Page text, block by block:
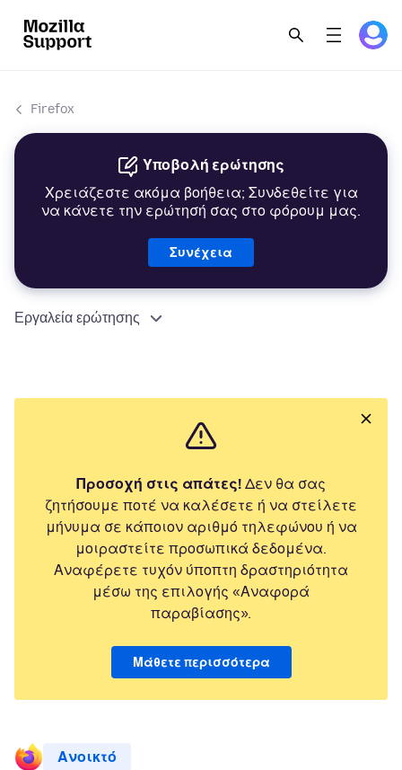
Firefox
Υποβολή ερώτησης
Χρειάζεστε ακόμα βοήθεια; Συνδεθείτε για
να κάνετε την ερώτησή σας στο φόρουμ μας.
Συνέχεια
Εργαλεία ερώτησης
Προσοχή στις απάτες! Δεν θα σας
ζητήσουμε ποτέ να καλέσετε ή να στείλετε
μήνυμα σε κάποιον αριθμό τηλεφώνου ή να
μοιραστείτε προσωπικά δεδομένα.
Αναφέρετε τυχόν ύποπτη δραστηριότητα
μέσω της επιλογής «Αναφορά
παραβίασης».
Μάθετε περισσότερα
Ανοικτό